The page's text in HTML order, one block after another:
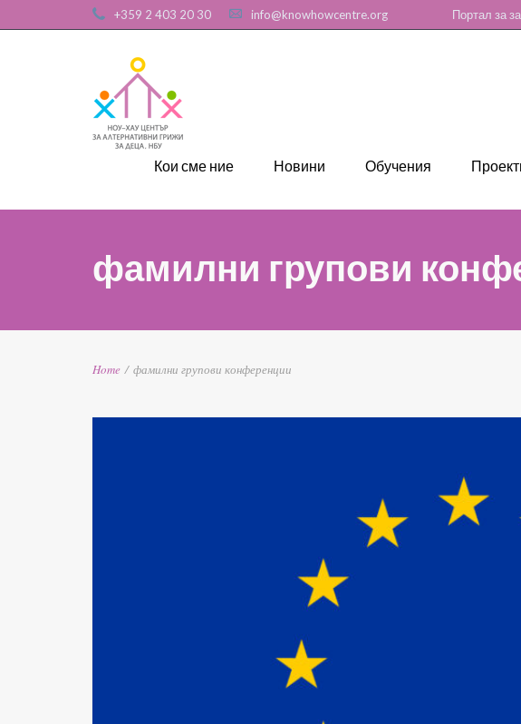
+359 2 403 20 30 info@knowhowcentre.org Портал за
Кои сме ние Новини Обучения
фамилни групови
Home / фамилни групови конференции